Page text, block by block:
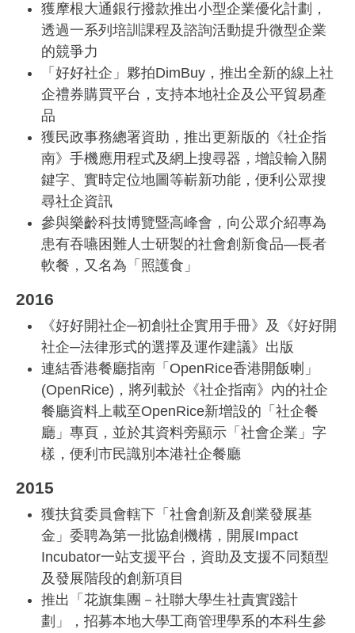
獲摩根大通銀行撥款推出小型企業優化計劃，
透過一系列培訓課程及諮詢活動提升微型企業
的競爭力
「好好社企」夥拍DimBuy，推出全新的線上社
企禮券購買平台，支持本地社企及公平貿易產
品
獲民政事務總署資助，推出更新版的《社企指
南》手機應用程式及網上搜尋器，增設輸入關
鍵字、實時定位地圖等嶄新功能，便利公眾搜
尋社企資訊
參與樂齡科技博覽暨高峰會，向公眾介紹專為
患有吞嚥困難人士研製的社會創新食品—長者
軟餐，又名為「照護食」
2016
《好好開社企─初創社企實用手冊》及《好好開
社企─法律形式的選擇及運作建議》出版
連結香港餐廳指南「OpenRice香港開飯喇」
(OpenRice)，將列載於《社企指南》內的社企
餐廳資料上載至OpenRice新增設的「社企餐
廳」專頁，並於其資料旁顯示「社會企業」字
樣，便利市民識別本港社企餐廳
2015
獲扶貧委員會轄下「社會創新及創業發展基
金」委聘為第一批協創機構，開展Impact
Incubator一站支援平台，資助及支援不同類型
及發展階段的創新項目
推出「花旗集團－社聯大學生社責實踐計
劃」，招募本地大學工商管理學系的本科生參